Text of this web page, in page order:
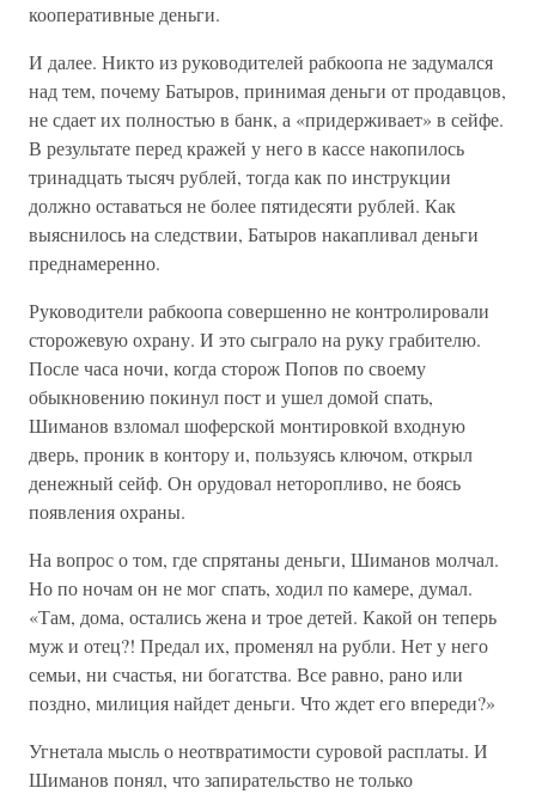
кооперативные деньги.
И далее. Никто из руководителей рабкоопа не задумался
над тем, почему Батыров, принимая деньги от продавцов,
не сдает их полностью в банк, а «придерживает» в сейфе.
В результате перед кражей у него в кассе накопилось
тринадцать тысяч рублей, тогда как по инструкции
должно оставаться не более пятидесяти рублей. Как
выяснилось на следствии, Батыров накапливал деньги
преднамеренно.
Руководители рабкоопа совершенно не контролировали
сторожевую охрану. И это сыграло на руку грабителю.
После часа ночи, когда сторож Попов по своему
обыкновению покинул пост и ушел домой спать,
Шиманов взломал шоферской монтировкой входную
дверь, проник в контору и, пользуясь ключом, открыл
денежный сейф. Он орудовал неторопливо, не боясь
появления охраны.
На вопрос о том, где спрятаны деньги, Шиманов молчал.
Но по ночам он не мог спать, ходил по камере, думал.
«Там, дома, остались жена и трое детей. Какой он теперь
муж и отец?! Предал их, променял на рубли. Нет у него
семьи, ни счастья, ни богатства. Все равно, рано или
поздно, милиция найдет деньги. Что ждет его впереди?»
Угнетала мысль о неотвратимости суровой расплаты. И
Шиманов понял, что запирательство не только